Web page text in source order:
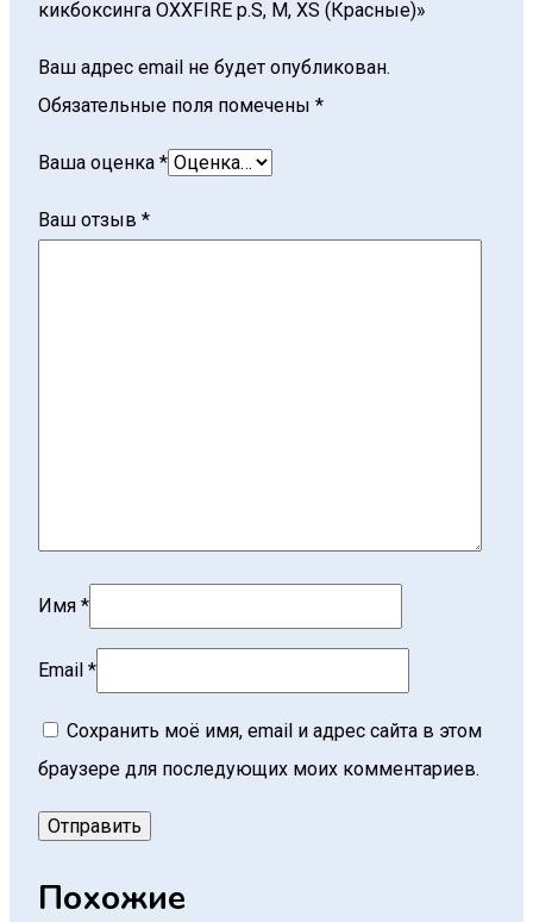
кикбоксинга OXXFIRE р.S, M, XS (Красные)»
Ваш адрес email не будет опубликован.
Обязательные поля помечены *
Ваша оценка *
Ваш отзыв *
Имя *
Email *
Сохранить моё имя, email и адрес сайта в этом
браузере для последующих моих комментариев.
Похожие